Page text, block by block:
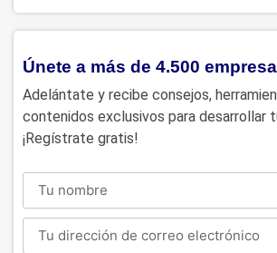
Únete a más de 4.500
Adelántate y recibe consejos,
contenidos exclusivos para desarrollar
¡Regístrate gratis!